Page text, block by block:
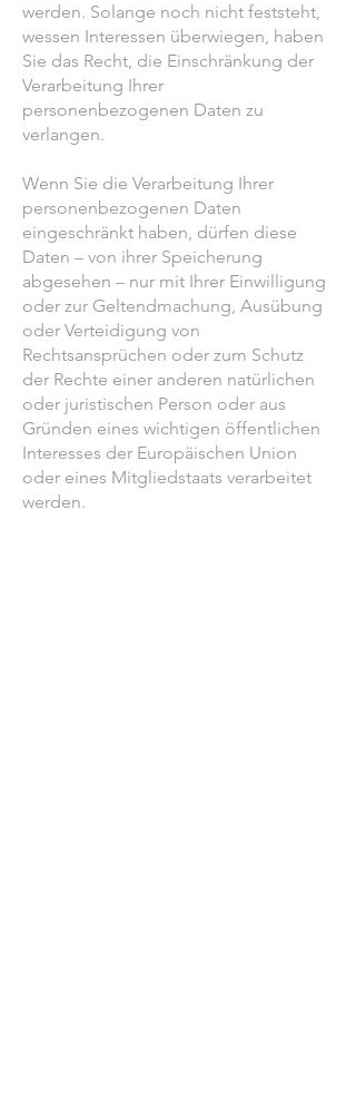
werden. Solange noch nicht feststeht,
wessen Interessen überwiegen, haben
Sie das Recht, die Einschränkung der
Verarbeitung Ihrer
personenbezogenen Daten zu
verlangen.
Wenn Sie die Verarbeitung Ihrer
personenbezogenen Daten
eingeschränkt haben, dürfen diese
Daten – von ihrer Speicherung
abgesehen – nur mit Ihrer Einwilligung
oder zur Geltendmachung, Ausübung
oder Verteidigung von
Rechtsansprüchen oder zum Schutz
der Rechte einer anderen natürlichen
oder juristischen Person oder aus
Gründen eines wichtigen öffentlichen
Interesses der Europäischen Union
oder eines Mitgliedstaats verarbeitet
werden.